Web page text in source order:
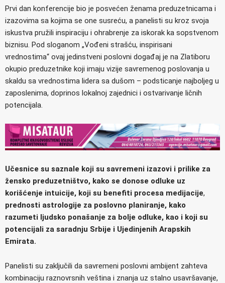
Prvi dan konferencije bio je posvećen ženama preduzetnicama i
izazovima sa kojima se one susreću, a panelisti su kroz svoja
iskustva pružili inspiraciju i ohrabrenje za iskorak ka sopstvenom
biznisu. Pod sloganom „Vođeni strašću, inspirisani
vrednostima“ ovaj jedinstveni poslovni događaj je na Zlatiboru
okupio preduzetnike koji imaju vizije savremenog poslovanja u
skaldu sa vrednostima lidera sa dušom – podsticanje najboljeg u
zaposlenima, doprinos lokalnoj zajednici i ostvarivanje ličnih
potencijala.
Učesnice su saznale koji su savremeni izazovi i prilike za
žensko preduzetništvo, kako se donose odluke uz
korišćenje intuicije, koji su benefiti procesa medijacije,
prednosti astrologije za poslovno planiranje, kako
razumeti ljudsko ponašanje za bolje odluke, kao i koji su
potencijali za saradnju Srbije i Ujedinjenih Arapskih
Emirata.
Panelisti su zaključili da savremeni poslovni ambijent zahteva
kombinaciju raznovrsnih veština i znanja uz stalno usavršavanje,